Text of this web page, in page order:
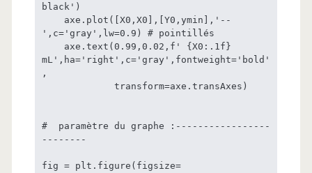
black')
',c='gray',lw=0.9) # pointillés
mL',ha='right',c='gray',fontweight='bold'
,
#  paramètre du graphe :-----------------
--------
fig = plt.figure(figsize=